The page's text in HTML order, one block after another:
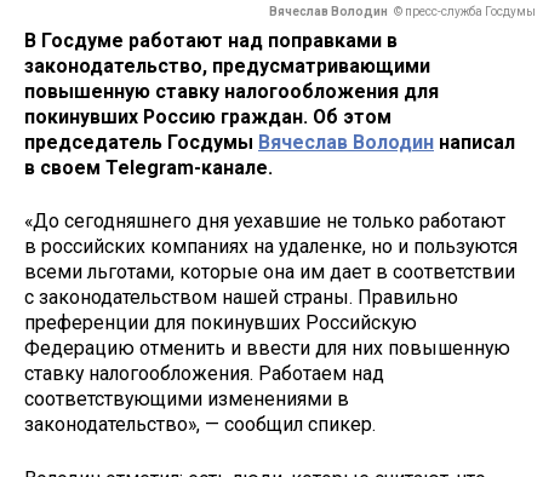
Вячеслав Володин © пресс-служба Госдумы
В Госдуме работают над поправками в
законодательство, предусматривающими
повышенную ставку налогообложения для
покинувших Россию граждан. Об этом
председатель Госдумы Вячеслав Володин написал
в своем Telegram-канале.
«До сегодняшнего дня уехавшие не только работают
в российских компаниях на удаленке, но и пользуются
всеми льготами, которые она им дает в соответствии
с законодательством нашей страны. Правильно
преференции для покинувших Российскую
Федерацию отменить и ввести для них повышенную
ставку налогообложения. Работаем над
соответствующими изменениями в
законодательство», — сообщил спикер.